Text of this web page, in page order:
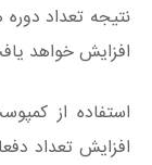
نتیجه تعداد
افزایش خواهد